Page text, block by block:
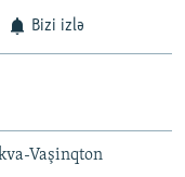
Bizi izlə
Vaşinqton